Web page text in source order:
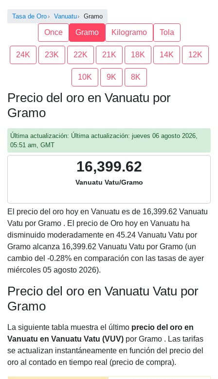
Tasa de Oro Vanuatu Gramo
Once Gramo Kilogramo Tola
24K 23K 22K 21K 18K 14K 12K
10K 9K 8K
Precio del oro en Vanuatu por
Gramo
Última actualización: Última actualización: jueves 06 agosto 2026,
05:51 am, GMT
16,399.62
Vanuatu Vatu/Gramo
El precio del oro hoy en Vanuatu es de 16,399.62 Vanuatu
Vatu por Gramo . El precio de Oro hoy en Vanuatu ha
disminuido moderadamente en 45.24 Vanuatu Vatu por
Gramo alcanza 16,399.62 Vanuatu Vatu por Gramo (un
cambio del -0.28% en comparación con las tasas de ayer
miércoles 05 agosto 2026).
Precio del oro en Vanuatu Vatu por
Gramo
La siguiente tabla muestra el último precio del oro en
Vanuatu en Vanuatu Vatu (VUV) por Gramo . Las tarifas
se actualizan instantáneamente en función del precio del
oro al contado en tiempo real (precio de compra).